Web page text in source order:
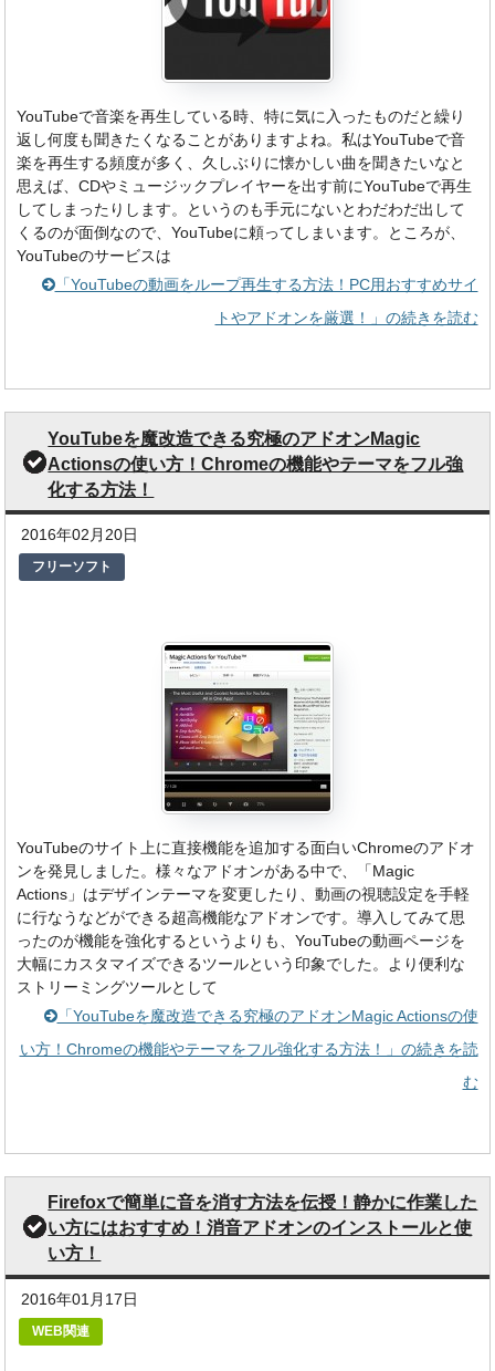
YouTubeで音楽を再生している時、特に気に入ったものだと繰り
返し何度も聞きたくなることがありますよね。私はYouTubeで音
楽を再生する頻度が多く、久しぶりに懐かしい曲を聞きたいなと
思えば、CDやミュージックプレイヤーを出す前にYouTubeで再生
してしまったりします。というのも手元にないとわだわだ出して
くるのが面倒なので、YouTubeに頼ってしまいます。ところが、
YouTubeのサービスは
「YouTubeの動画をループ再生する方法！PC用おすすめサイ
トやアドオンを厳選！」の続きを読む
YouTubeを魔改造できる究極のアドオンMagic
Actionsの使い方！Chromeの機能やテーマをフル強
化する方法！
2016年02月20日
フリーソフト
YouTubeのサイト上に直接機能を追加する面白いChromeのアドオ
ンを発見しました。様々なアドオンがある中で、「Magic
Actions」はデザインテーマを変更したり、動画の視聴設定を手軽
に行なうなどができる超高機能なアドオンです。導入してみて思
ったのが機能を強化するというよりも、YouTubeの動画ページを
大幅にカスタマイズできるツールという印象でした。より便利な
ストリーミングツールとして
「YouTubeを魔改造できる究極のアドオンMagic Actionsの使
い方！Chromeの機能やテーマをフル強化する方法！」の続きを読
む
Firefoxで簡単に音を消す方法を伝授！静かに作業した
い方にはおすすめ！消音アドオンのインストールと使
い方！
2016年01月17日
WEB関連